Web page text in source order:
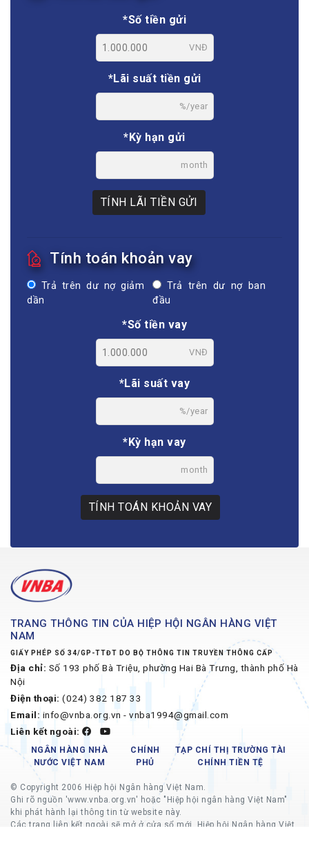
*Số tiền gửi
VNĐ
*Lãi suất tiền gửi
%/year
*Kỳ hạn gửi
month
TÍNH LÃI TIỀN GỬI
Tính toán khoản vay
Trả trên dư nợ giảm
dần
Trả trên dư nợ ban
đầu
*Số tiền vay
VNĐ
*Lãi suất vay
%/year
*Kỳ hạn vay
month
TÍNH TOÁN KHOẢN VAY
TRANG THÔNG TIN CỦA HIỆP HỘI NGÂN HÀNG VIỆT
NAM
GIẤY PHÉP SỐ 34/GP-TTĐT DO BỘ THÔNG TIN TRUYỀN THÔNG CẤP
Địa chỉ: Số 193 phố Bà Triệu, phường Hai Bà Trưng, thành phố Hà
Nội
Điện thoại: (024) 382 187 33
Email: info@vnba.org.vn - vnba1994@gmail.com
Liên kết ngoài:
NGÂN HÀNG NHÀ
NƯỚC VIỆT NAM
CHÍNH
PHỦ
TẠP CHÍ THỊ TRƯỜNG TÀI
CHÍNH TIỀN TỆ
© Copyright 2006 Hiệp hội Ngân hàng Việt Nam.
Ghi rõ nguồn 'www.vnba.org.vn' hoặc "Hiệp hội ngân hàng Việt Nam"
khi phát hành lại thông tin từ website này.
Các trang liên kết ngoài sẽ mở ở cửa sổ mới, Hiệp hội Ngân hàng Việt